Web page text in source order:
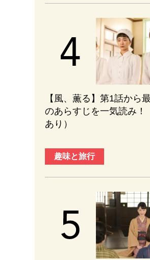
【風、薫る】第1話から
のあらすじを一気読み！
あり）
趣味と旅行